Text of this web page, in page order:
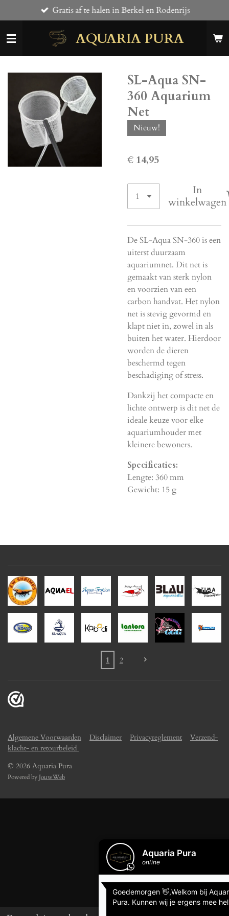
direct
naar
AQUARIA PURA
Gratis af te halen in Berkel en Rodenrijs
SL-Aqua SN-
360 Aquarium
Net
Nieuw!
€ 14,95
In
winkelwagen
De SL-Aqua SN-360 is een
uiterst duurzaam
aquariumnet. Dit net is
gemaakt van sterk nylon
en voorzien van een
carbon handvat. Het nylon
net is stevig gevormd en
klapt niet in, zowel in als
buiten het water. Hierdoor
worden de dieren
beschermd tegen
beschadiging of stress.
Dankzij het compacte en
lichte ontwerp is dit net de
ideale keuze voor elke
aquariumhouder met
kleinere bewoners.
Specificaties:
Lengte: 360 mm
Gewicht: 15 g
1 2
Algemene Voorwaarden Disclaimer Privacyreglement
Verzend-
klacht- en retourbeleid
© 2026 Aquaria Pura
Powered by JouwWeb